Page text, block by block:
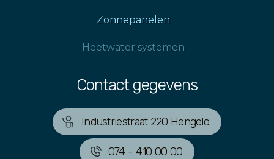
Zonnepanelen
Heetwater systemen
Contact gegevens
Industriestraat 220 Hengelo
074 - 410 00 00